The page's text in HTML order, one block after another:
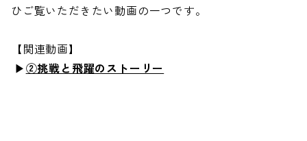
ひご覧いただきたい動画の一つです。
【関連動画】
▶②挑戦と飛躍のストーリー